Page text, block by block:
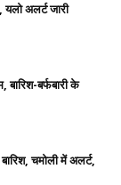
अलर्ट जारी
बर्फबारी के
चमोली में अलर्ट,